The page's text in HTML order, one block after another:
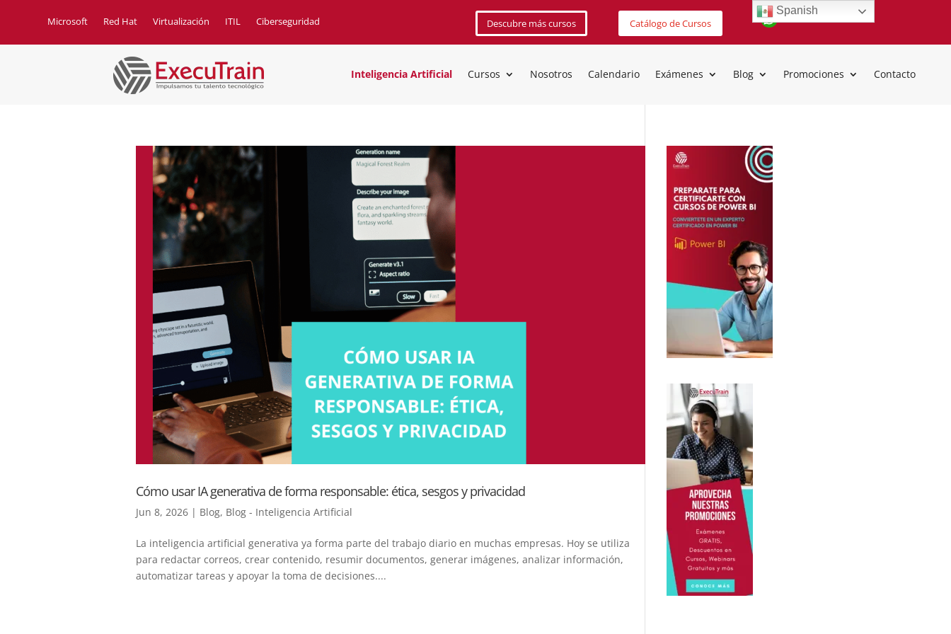
Microsoft Red Hat Virtualización ITIL Ciberseguridad Descubre más cursos Catálogo de Cursos
Inteligencia Artificial Cursos Nosotros Calendario Exámenes Blog Promociones Contacto
Cómo usar IA generativa de forma responsable: ética, sesgos y privacidad
Jun 8, 2026 | Blog, Blog - Inteligencia Artificial
La inteligencia artificial generativa ya forma parte del trabajo diario en muchas empresas. Hoy se utiliza
para redactar correos, crear contenido, resumir documentos, generar imágenes, analizar información,
automatizar tareas y apoyar la toma de decisiones....
Spanish